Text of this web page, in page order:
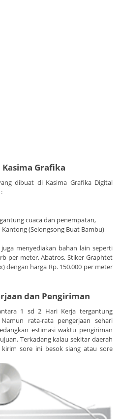
Grafika
dibuat di Kasima Grafika Digital
cuaca dan penempatan,
(Selongsong Buat Bambu)
menyediakan bahan lain seperti
per meter, Abatros, Stiker Graphtet
dengan harga Rp. 150.000 per meter
dan Pengiriman
1 sd 2 Hari Kerja tergantung
rata-rata pengerjaan sehari
estimasi waktu pengiriman
Terkadang kalau sekitar daerah
kirim sore ini besok siang atau sore